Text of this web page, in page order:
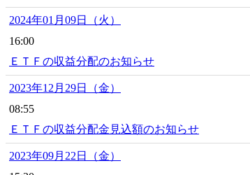
2024年01月09日（火）
16:00
ＥＴＦの収益分配のお知らせ
2023年12月29日（金）
08:55
ＥＴＦの収益分配金見込額のお知らせ
2023年09月22日（金）